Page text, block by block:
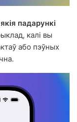
падарункі
калі вы
або пэўных